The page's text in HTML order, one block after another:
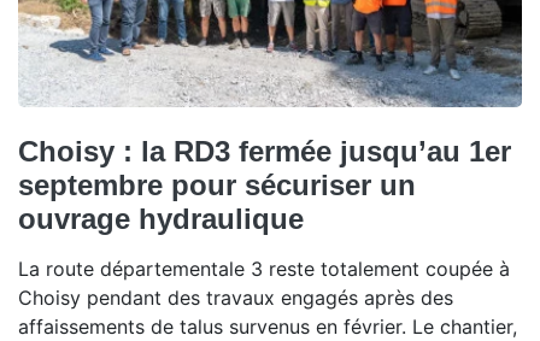
Choisy : la RD3 fermée jusqu’au 1er
septembre pour sécuriser un
ouvrage hydraulique
La route départementale 3 reste totalement coupée à
Choisy pendant des travaux engagés après des
affaissements de talus survenus en février. Le chantier,